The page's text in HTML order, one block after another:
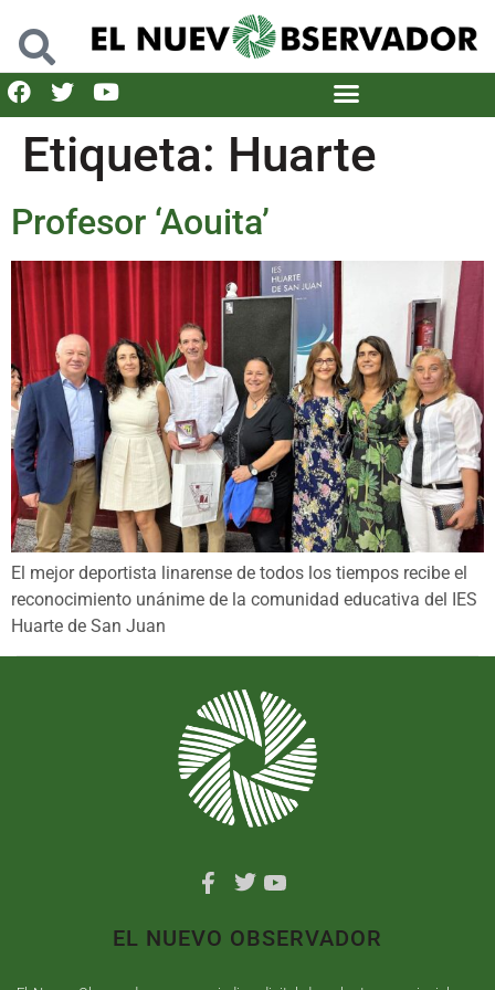
Etiqueta: Huarte
Profesor ‘Aouita’
El mejor deportista linarense de todos los tiempos recibe el
reconocimiento unánime de la comunidad educativa del IES
Huarte de San Juan
EL NUEVO OBSERVADOR